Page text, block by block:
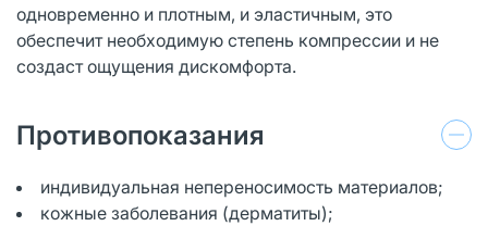
одновременно и плотным, и эластичным, это
обеспечит необходимую степень компрессии и не
создаст ощущения дискомфорта.
Противопоказания
индивидуальная непереносимость материалов;
кожные заболевания (дерматиты);